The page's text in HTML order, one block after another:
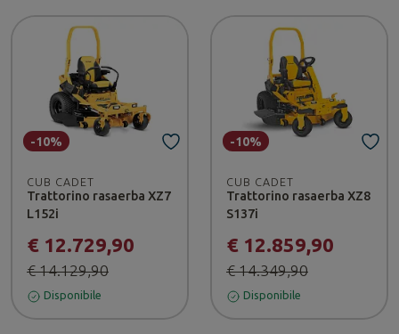
CUB CADET
Trattorino rasaerba XZ7
L152i
€ 12.729,90
€ 14.129,90
-10%
Disponibile
CUB CADET
Trattorino rasaerba XZ8
S137i
€ 12.859,90
€ 14.349,90
-10%
Disponibile